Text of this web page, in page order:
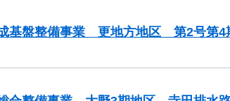
基盤整備事業 更地方地区 第2号第